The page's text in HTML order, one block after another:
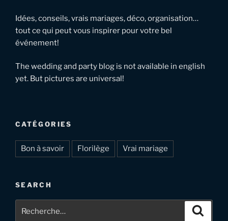
créative »
Idées, conseils, vrais mariages, déco, organisation…
tout ce qui peut vous inspirer pour votre bel
événement!
The wedding and party blog is not available in english
yet. But pictures are universal!
CATÉGORIES
Bon à savoir Florilège Vrai mariage
SEARCH